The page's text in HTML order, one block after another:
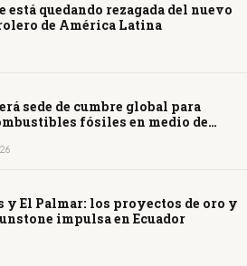
está quedando rezagada del nuevo
de América Latina
sede de cumbre global para
fósiles en medio de
y El Palmar: los proyectos de oro y
impulsa en Ecuador